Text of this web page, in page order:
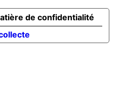
de confidentialité